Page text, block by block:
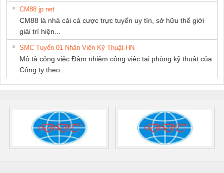
CM88 jp net
CM88 là nhà cái cá cược trực tuyến uy tín, sở hữu thế giới
giải trí hiện...
SMC Tuyển 01 Nhân Viên Kỹ Thuật-HN
Mô tả công việc Đảm nhiệm công việc tại phòng kỹ thuật của
Công ty theo...